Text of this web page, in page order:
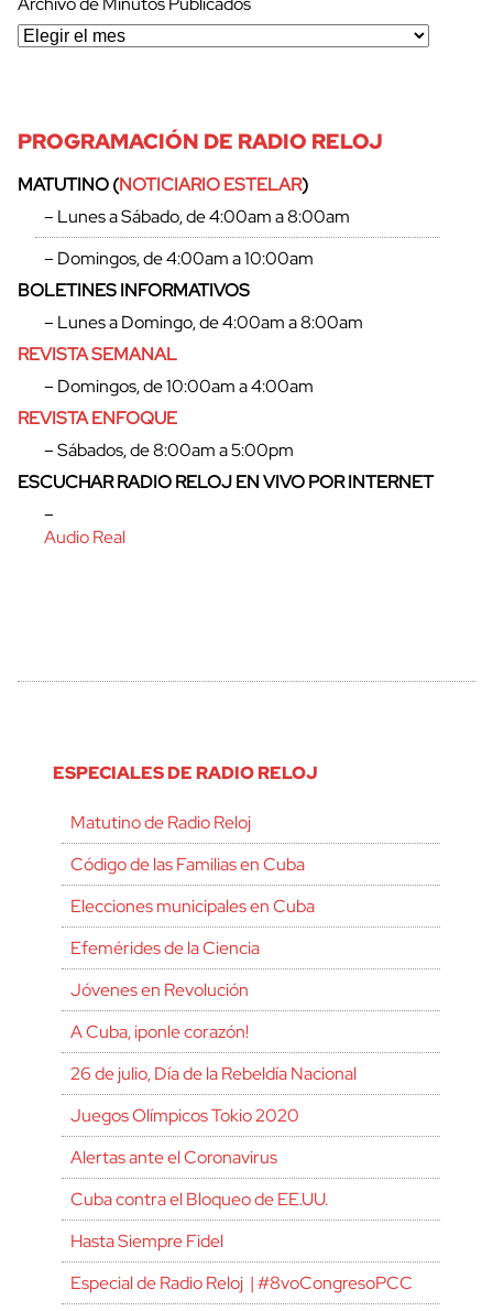
PROGRAMACIÓN DE RADIO RELOJ
MATUTINO (NOTICIARIO ESTELAR)
– Lunes a Sábado, de 4:00am a 8:00am
– Domingos, de 4:00am a 10:00am
BOLETINES INFORMATIVOS
– Lunes a Domingo, de 4:00am a 8:00am
REVISTA SEMANAL
– Domingos, de 10:00am a 4:00am
REVISTA ENFOQUE
– Sábados, de 8:00am a 5:00pm
ESCUCHAR RADIO RELOJ EN VIVO POR INTERNET
–
Audio Real
ESPECIALES DE RADIO RELOJ
Matutino de Radio Reloj
Código de las Familias en Cuba
Elecciones municipales en Cuba
Efemérides de la Ciencia
Jóvenes en Revolución
A Cuba, ¡ponle corazón!
26 de julio, Día de la Rebeldía Nacional
Juegos Olímpicos Tokio 2020
Alertas ante el Coronavirus
Cuba contra el Bloqueo de EE.UU.
Hasta Siempre Fidel
Especial de Radio Reloj | #8voCongresoPCC